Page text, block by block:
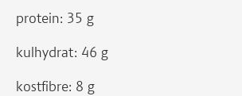
protein: 35 g
kulhydrat: 46 g
kostfibre: 8 g